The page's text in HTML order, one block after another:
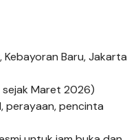
Kebayoran Baru, Jakarta
sejak Maret 2026)
perayaan, pencinta